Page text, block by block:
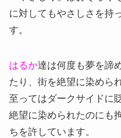
に対してもやさしさを持
す。
はるか達は何度も夢を諦
たり、街を絶望に染め
至ってはダークサイドに
絶望に染められたのにも
ちを許しています。